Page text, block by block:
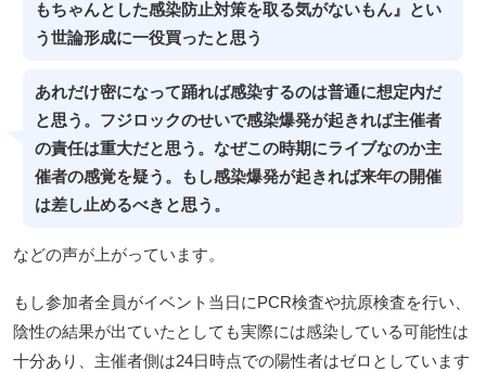
もちゃんとした感染防止対策を取る気がないもん』とい
う世論形成に一役買ったと思う
あれだけ密になって踊れば感染するのは普通に想定内だ
と思う。フジロックのせいで感染爆発が起きれば主催者
の責任は重大だと思う。なぜこの時期にライブなのか主
催者の感覚を疑う。もし感染爆発が起きれば来年の開催
は差し止めるべきと思う。
などの声が上がっています。
もし参加者全員がイベント当日にPCR検査や抗原検査を行い、
陰性の結果が出ていたとしても実際には感染している可能性は
十分あり、主催者側は24日時点での陽性者はゼロとしています